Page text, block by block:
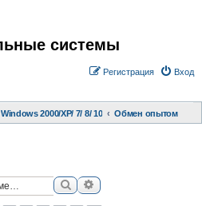
системы
Вход
Регистрация
2000/XP/ 7/ 8/ 10 Обмен опытом
ПоискРасширенный поиск